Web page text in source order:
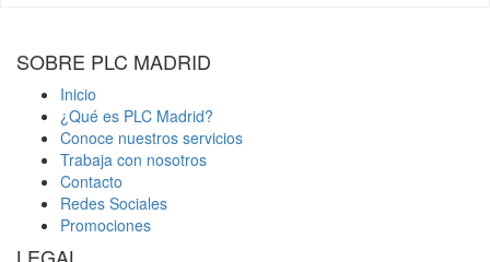
SOBRE PLC MADRID
Inicio
¿Qué es PLC Madrid?
Conoce nuestros servicios
Trabaja con nosotros
Contacto
Redes Sociales
Promociones
LEGAL